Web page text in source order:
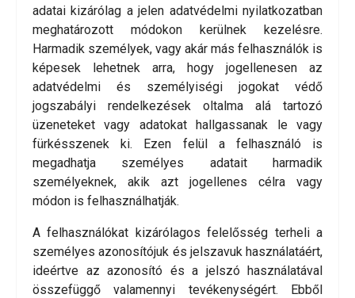
adatai kizárólag a jelen adatvédelmi nyilatkozatban
meghatározott módokon kerülnek kezelésre.
Harmadik személyek, vagy akár más felhasználók is
képesek lehetnek arra, hogy jogellenesen az
adatvédelmi és személyiségi jogokat védő
jogszabályi rendelkezések oltalma alá tartozó
üzeneteket vagy adatokat hallgassanak le vagy
fürkésszenek ki. Ezen felül a felhasználó is
megadhatja személyes adatait harmadik
személyeknek, akik azt jogellenes célra vagy
módon is felhasználhatják.
A felhasználókat kizárólagos felelősség terheli a
személyes azonosítójuk és jelszavuk használatáért,
ideértve az azonosító és a jelszó használatával
összefüggő valamennyi tevékenységért. Ebből